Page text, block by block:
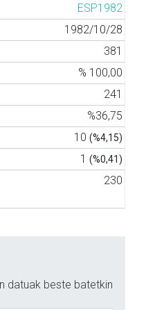
ESP1982
1982/10/28
381
% 100,00
241
%36,75
10 (%4,15)
1 (%0,41)
230
datuak beste batetkin